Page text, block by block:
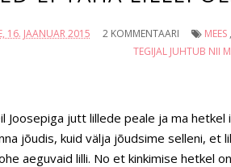
16. JAANUAR 2015 2 KOMMENTAARI MEES,
TEGIJAL JUHTUB NII
Joosepiga jutt lillede peale ja ma
jõudis, kuid välja jõudsime selleni,
aeguvaid lilli. No et kinkimise hetkel